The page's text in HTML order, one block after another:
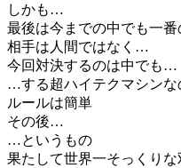
しかも…
最後は今までの中でも一番
相手は人間ではなく…
今回対決するのは中でも…
…する超ハイテクマシンな
ルールは簡単
その後…
…というもの
果たして世界一そっくり